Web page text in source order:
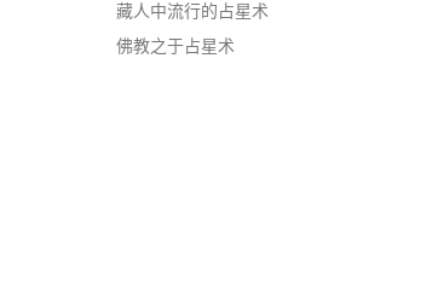
藏人中流行的占星术
佛教之于占星术